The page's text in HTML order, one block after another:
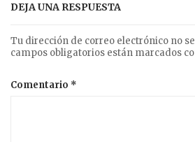
DEJA UNA RESPUESTA
Tu dirección de correo electrónico no
campos obligatorios están marcados
Comentario *